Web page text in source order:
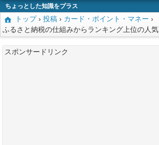
ちょっとした知識をプラス
トップ› 投稿 › カード・ポイント・マネー ›
ふるさと納税の仕組みからランキング上位の人
スポンサードリンク